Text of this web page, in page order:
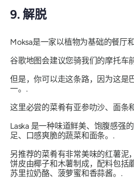
9. 解脱
Moksa是一家以植物为基础的餐厅
谷歌地图会建议您骑我们的摩托车
但是，你可以走这条路，因为这是
一。.
这里必尝的菜肴有亚参叻沙、面条
Laska 是一种味道鲜美、饱腹感强
足、口感爽脆的蔬菜和面条。.
另推荐的菜肴有非常美味的红薯泥
饼皮由椰子和木薯制成，配料包括
苏里拉奶酪、菠萝蜜和香蒜酱。.